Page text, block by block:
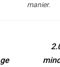
manier.